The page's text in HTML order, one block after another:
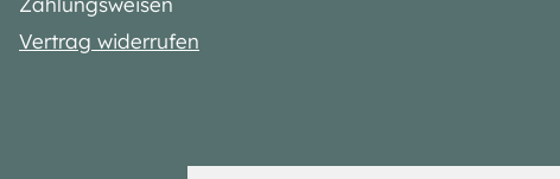
Vertrag widerrufen